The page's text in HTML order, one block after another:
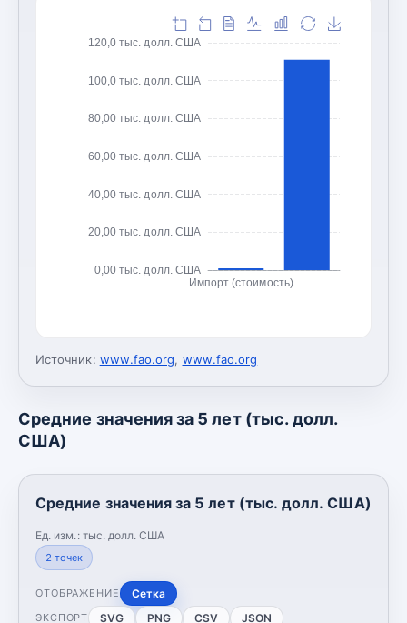
0,00 тыс. долл. США
20,00 тыс. долл. США
40,00 тыс. долл. США
60,00 тыс. долл. США
80,00 тыс. долл. США
100,0 тыс. долл. США
120,0 тыс. долл. США
Импорт (стоимость)
Источник: www.fao.org, www.fao.org
Средние значения за 5 лет (тыс. долл.
США)
Средние значения за 5 лет (тыс. долл. США)
Ед. изм.: тыс. долл. США
2 точек
ОТОБРАЖЕНИЕ Сетка
ЭКСПОРТ SVG PNG CSV JSON